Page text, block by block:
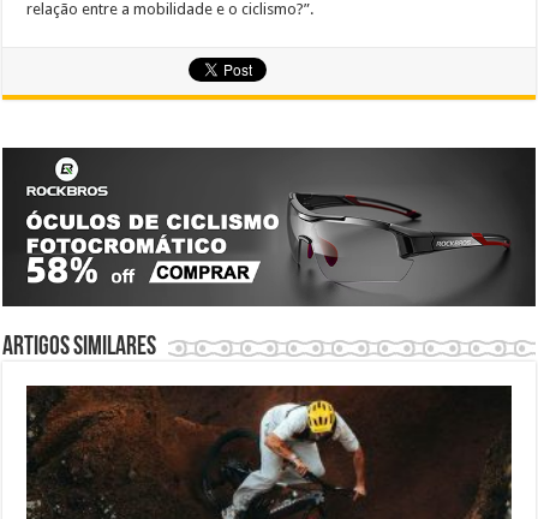
relação entre a mobilidade e o ciclismo?”.
Artigos similares